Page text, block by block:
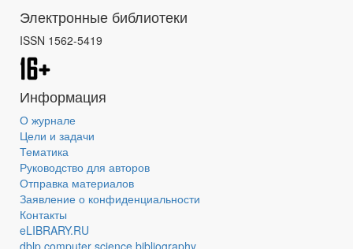
Электронные библиотеки
ISSN 1562-5419
Информация
О журнале
Цели и задачи
Тематика
Руководство для авторов
Отправка материалов
Заявление о конфиденциальности
Контакты
eLIBRARY.RU
dblp computer science bibliography